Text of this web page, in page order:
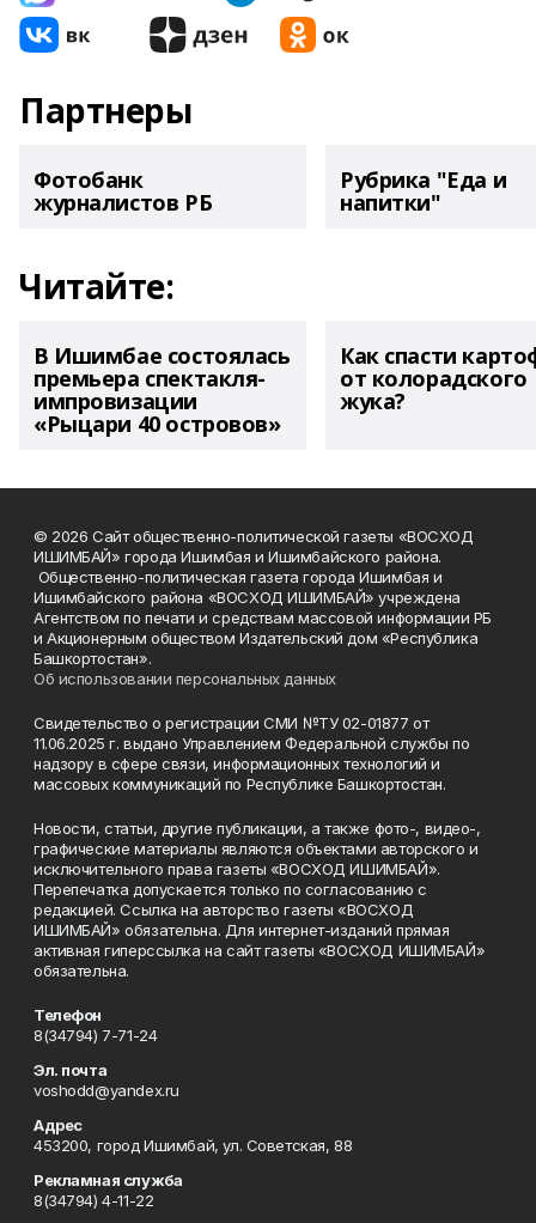
Партнеры
Фотобанк
журналистов РБ
Рубрика "Еда и
напитки"
Читайте:
В Ишимбае состоялась
премьера спектакля-
импровизации
«Рыцари 40 островов»
Как спасти
от колорадского
жука?
© 2026 Сайт общественно-политической газеты «ВОСХОД
ИШИМБАЙ» города Ишимбая и Ишимбайского района.
Общественно-политическая газета города Ишимбая и
Ишимбайского района «ВОСХОД ИШИМБАЙ» учреждена
Агентством по печати и средствам массовой информации РБ
и Акционерным обществом Издательский дом «Республика
Башкортостан».
Об использовании персональных данных
Свидетельство о регистрации СМИ №ТУ 02-01877 от
11.06.2025 г. выдано Управлением Федеральной службы по
надзору в сфере связи, информационных технологий и
массовых коммуникаций по Республике Башкортостан.
Новости, статьи, другие публикации, а также фото-, видео-,
графические материалы являются объектами авторского и
исключительного права газеты «ВОСХОД ИШИМБАЙ».
Перепечатка допускается только по согласованию с
редакцией. Ссылка на авторство газеты «ВОСХОД
ИШИМБАЙ» обязательна. Для интернет-изданий прямая
активная гиперссылка на сайт газеты «ВОСХОД ИШИМБАЙ»
обязательна.
Телефон
8(34794) 7-71-24
Эл. почта
voshodd@yandex.ru
Адрес
453200, город Ишимбай, ул. Советская, 88
Рекламная служба
8(34794) 4-11-22